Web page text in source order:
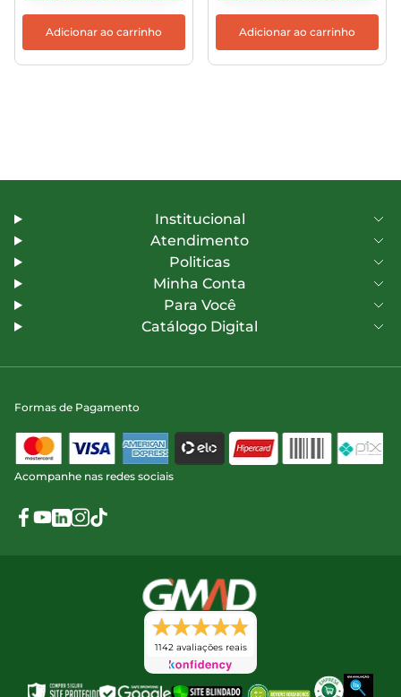
Adicionar ao carrinho Adicionar ao carrinho
Institucional
Atendimento
Politicas
Minha Conta
Para Você
Catálogo Digital
Formas de Pagamento
Acompanhe nas redes sociais
1142 avaliações reais